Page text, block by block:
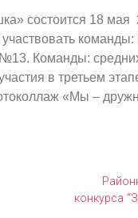
состоится 18 мая
участвовать
средних
в третьем
«Мы –
конкурса